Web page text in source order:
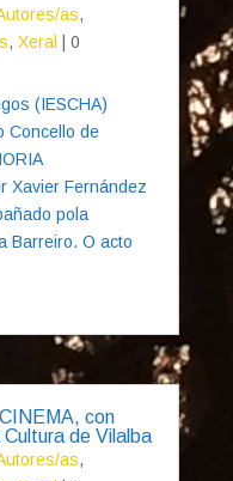
as,
, Xeral
| 0
(IESCHA)
Concello de
Xavier Fernández
pola
Barreiro. O acto
con
de Vilalba
as,